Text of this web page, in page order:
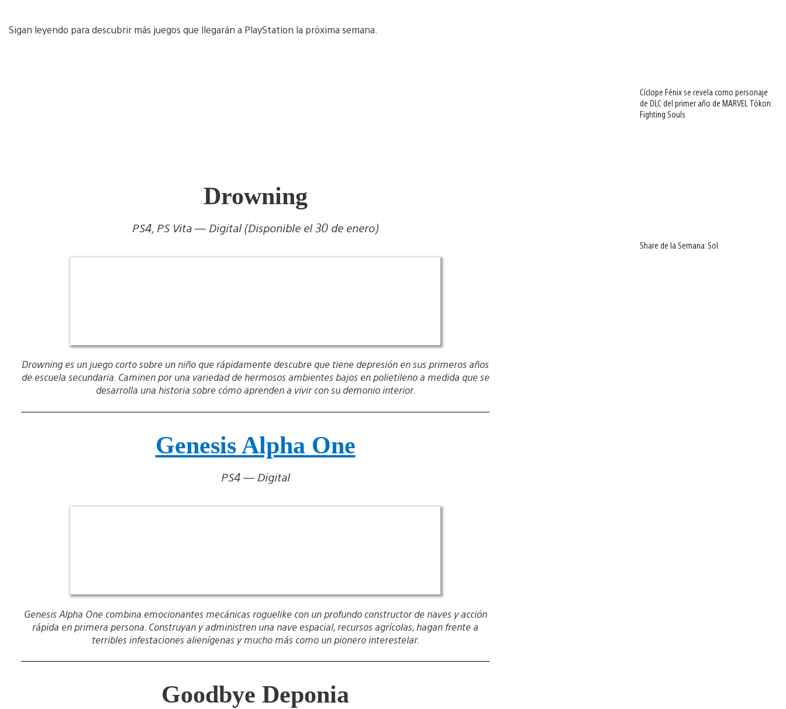
Sigan leyendo para descubrir más juegos que llegarán a PlayStation la próxima semana.
Drowning
PS4, PS Vita — Digital (Disponible el 30 de enero)
Drowning es un juego corto sobre un niño que rápidamente descubre que tiene depresión en sus primeros años
de escuela secundaria. Caminen por una variedad de hermosos ambientes bajos en polietileno a medida que se
desarrolla una historia sobre cómo aprenden a vivir con su demonio interior.
Genesis Alpha One
PS4 — Digital
Genesis Alpha One combina emocionantes mecánicas roguelike con un profundo constructor de naves y acción
rápida en primera persona. Construyan y administren una nave espacial, recursos agrícolas, hagan frente a
terribles infestaciones alienígenas y mucho más como un pionero interestelar.
Goodbye Deponia
Cíclope Fénix se revela como personaje
de DLC del primer año de MARVEL Tōkon:
Fighting Souls
Share de la Semana: Sol